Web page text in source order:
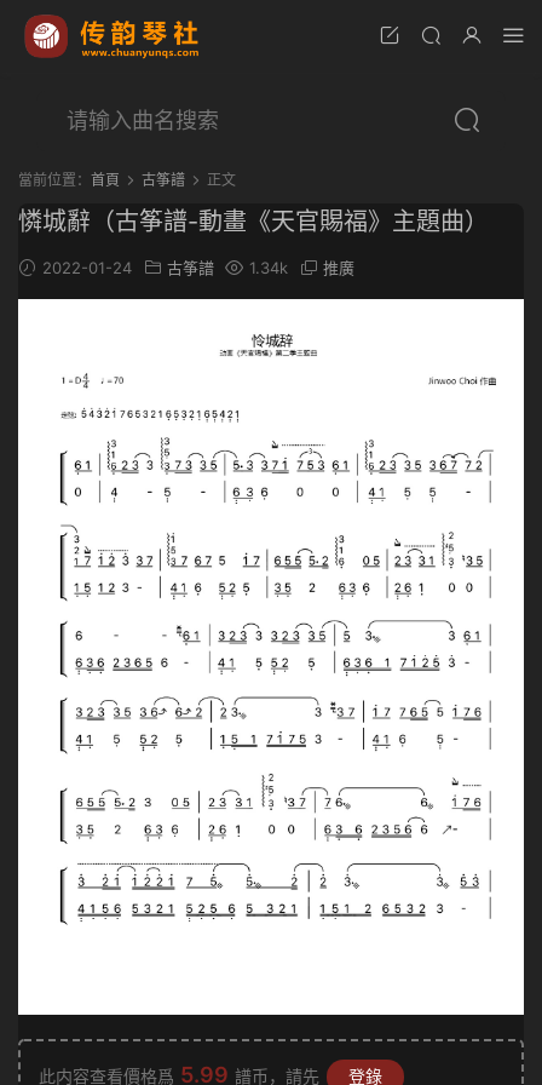
當前位置： 首頁 古筝譜 正文
憐城辭（古筝譜-動畫《天官賜福》主題曲）
2022-01-24 古筝譜 1.34k 推廣
此内容查看價格爲 5.99 譜币，請先 登錄